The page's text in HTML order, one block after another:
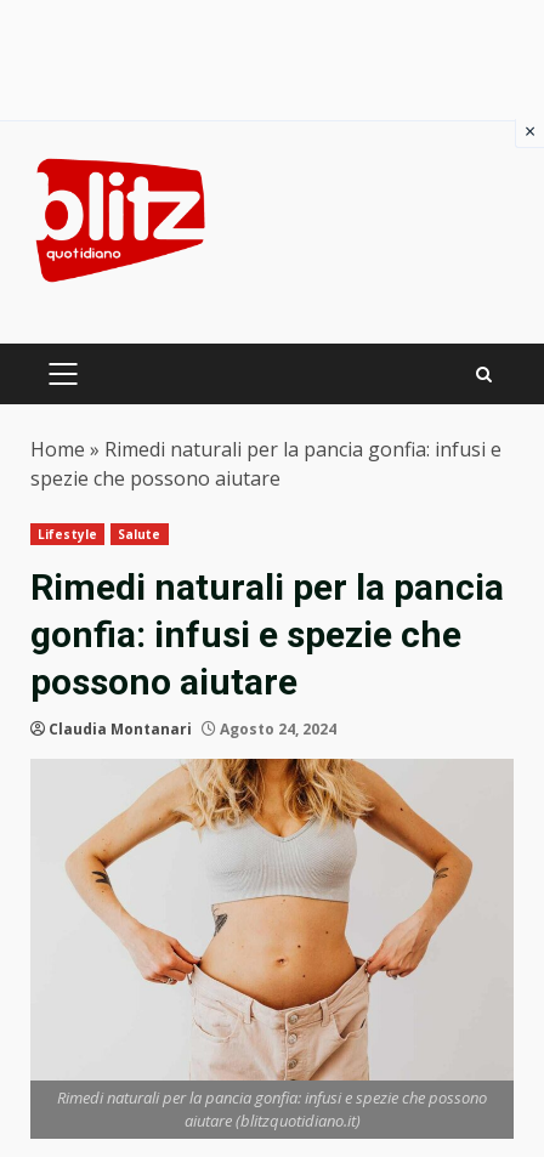
content
PRIMARY
Home » Rimedi naturali per la pancia gonfia: infusi e
spezie che possono aiutare
Lifestyle Salute
Rimedi naturali per la pancia
gonfia: infusi e spezie che
possono aiutare
Claudia Montanari Agosto 24, 2024
Rimedi naturali per la pancia gonfia: infusi e spezie che possono
aiutare (blitzquotidiano.it)
×